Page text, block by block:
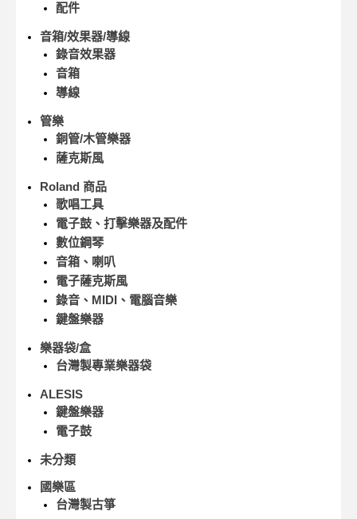
配件
音箱/效果器/導線
錄音效果器
音箱
導線
管樂
銅管/木管樂器
薩克斯風
Roland 商品
歌唱工具
電子鼓、打擊樂器及配件
數位鋼琴
音箱、喇叭
電子薩克斯風
錄音、MIDI、電腦音樂
鍵盤樂器
樂器袋/盒
台灣製專業樂器袋
ALESIS
鍵盤樂器
電子鼓
未分類
國樂區
台灣製古箏